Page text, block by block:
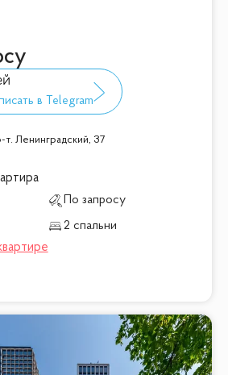
т. Ленинградский, 37
По запросу
2 спальни